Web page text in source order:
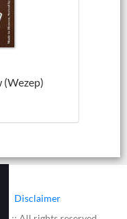
(Wezep)
Disclaimer